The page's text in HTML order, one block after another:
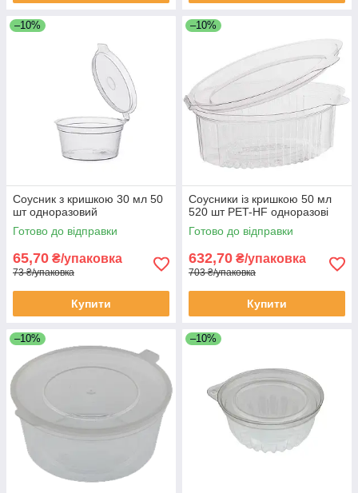
–10%
Соусник з кришкою 30 мл 50
шт одноразовий
Готово до відправки
65,70 ₴/упаковка
73 ₴/упаковка
Купити
–10%
Соусники із кришкою 50 мл
520 шт РET-HF одноразові
Готово до відправки
632,70 ₴/упаковка
703 ₴/упаковка
Купити
–10% –10%